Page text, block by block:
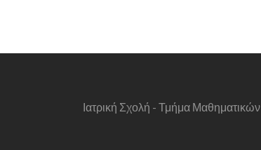
Ιατρική Σχολή - Τμήμα Μαθηματικών